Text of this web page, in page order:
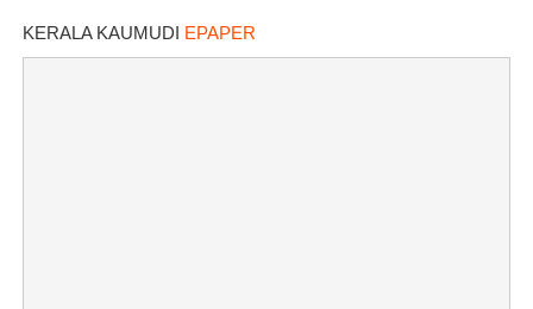
KERALA KAUMUDI EPAPER